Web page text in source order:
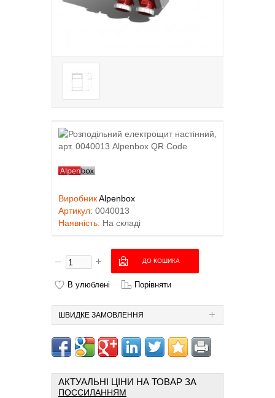
ВиробникAlpenbox
Артикул: 0040013
Наявність: На складі
В улюблені Порівняти
ШВИДКЕ ЗАМОВЛЕННЯ
АКТУАЛЬНІ ЦІНИ НА ТОВАР ЗА
ПОССИЛАННЯМ